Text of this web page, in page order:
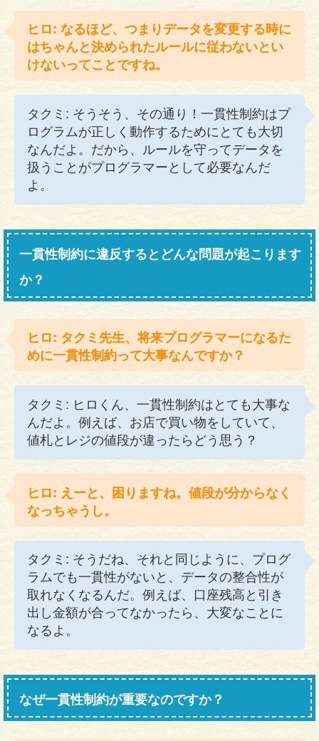
ヒロ: なるほど、つまりデータを変更する時に
はちゃんと決められたルールに従わないとい
けないってことですね。
タクミ: そうそう、その通り！一貫性制約はプ
ログラムが正しく動作するためにとても大切
なんだよ。だから、ルールを守ってデータを
扱うことがプログラマーとして必要なんだ
よ。
一貫性制約に違反するとどんな問題が起こります
か？
ヒロ: タクミ先生、将来プログラマーになるた
めに一貫性制約って大事なんですか？
タクミ: ヒロくん、一貫性制約はとても大事な
んだよ。例えば、お店で買い物をしていて、
値札とレジの値段が違ったらどう思う？
ヒロ: えーと、困りますね。値段が分からなく
なっちゃうし。
タクミ: そうだね、それと同じように、プログ
ラムでも一貫性がないと、データの整合性が
取れなくなるんだ。例えば、口座残高と引き
出し金額が合ってなかったら、大変なことに
なるよ。
なぜ一貫性制約が重要なのですか？